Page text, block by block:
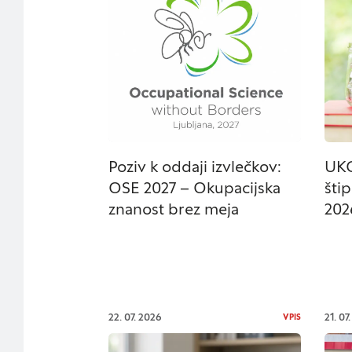
Poziv k oddaji izvlečkov:
OSE 2027 – Okupacijska
znanost brez meja
22. 07. 2026 VPIS 21.
Vaša zasebnost
Ko obiščete katero
večinoma v obliki
ali pa skrbijo, da
razkrivajo
uporabniško
ogledate več
Ti piškotki so nujni
Običajno so